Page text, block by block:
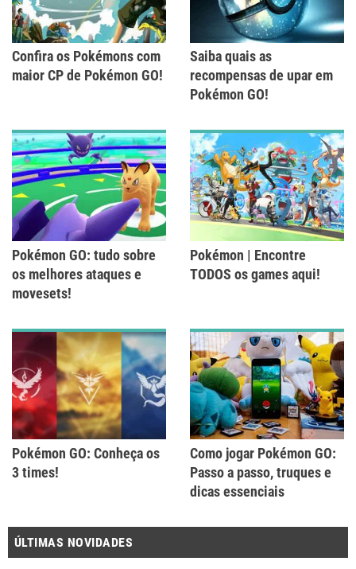
Confira os Pokémons com
maior CP de Pokémon GO!
Saiba quais as
recompensas de upar em
Pokémon GO!
Pokémon GO: tudo sobre
os melhores ataques e
movesets!
Pokémon | Encontre
TODOS os games aqui!
Pokémon GO: Conheça os
3 times!
Como jogar Pokémon GO:
Passo a passo, truques e
dicas essenciais
ÚLTIMAS NOVIDADES